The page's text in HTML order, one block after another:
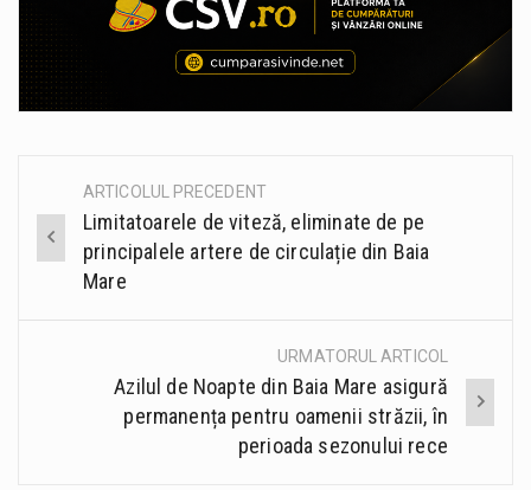
Post
navigation
ARTICOLUL PRECEDENT
Limitatoarele de viteză, eliminate de pe
principalele artere de circulație din Baia
Mare
URMATORUL ARTICOL
Azilul de Noapte din Baia Mare asigură
permanența pentru oamenii străzii, în
perioada sezonului rece